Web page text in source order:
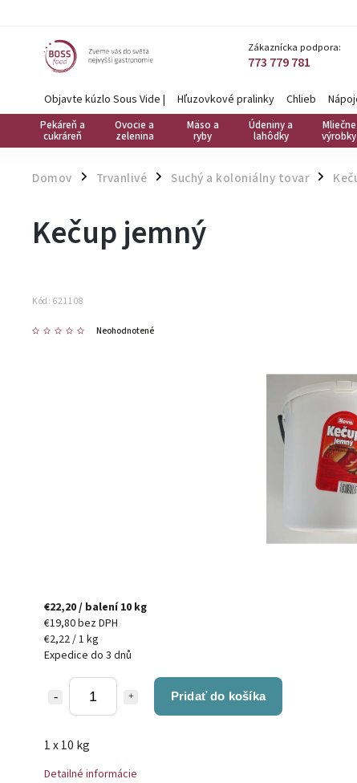
Zákaznícka podpora:
773 779 781
Objavte kúzlo Sous Vide | Hľuzovkové pralinky Chlieb
Pekáreň a
cukráreň
Ovocie a
zelenina
Mäso a
ryby
Údeniny a
lahôdky
Mliečne
výrobky
Domov / Trvanlivé / Suchý a koloniálny tovar /
Kečup jemný
Kód: 621108
Neohodnotené
€22,20/ balení 10 kg
€19,80 bez DPH
€2,22 / 1 kg
Expedice do 3 dnů
Pridať do košíka
1 x 10 kg
Detailné informácie